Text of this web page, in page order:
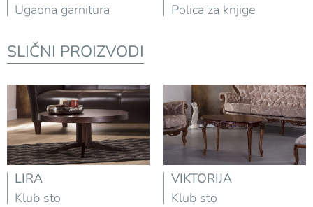
Ugaona garnitura
Polica za knjige
SLIČNI PROIZVODI
LIRA
Klub sto
VIKTORIJA
Klub sto